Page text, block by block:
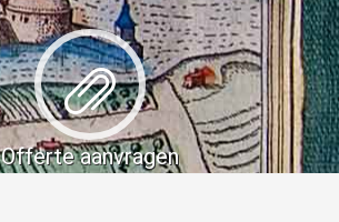
Offerte aanvragen